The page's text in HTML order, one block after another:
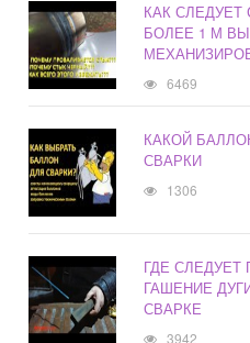
КАК
БОЛЕЕ 1 М
6469
КАКОЙ
СВАРКИ
1306
ГДЕ
ГАШЕНИЕ
СВАРКЕ
3942